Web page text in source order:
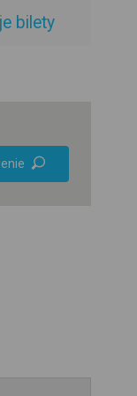
bilety